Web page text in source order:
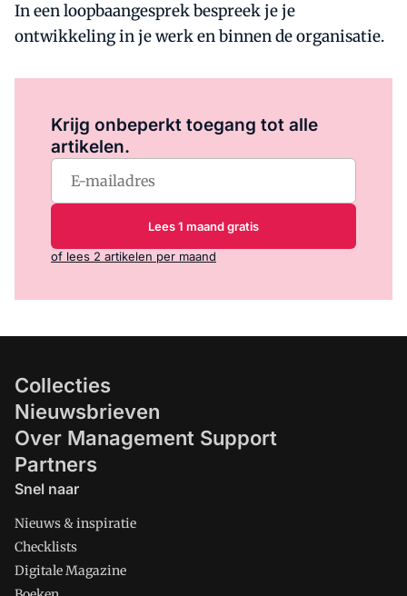
In een loopbaangesprek bespreek je je
ontwikkeling in je werk en binnen de organisatie.
Krijg onbeperkt toegang tot alle
artikelen.
Lees 1 maand gratis
of lees 2 artikelen per maand
Collecties
Nieuwsbrieven
Over Management Support
Partners
Snel naar
Nieuws & inspiratie
Checklists
Digitale Magazine